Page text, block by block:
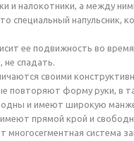
и налокотники, а между
напульсник,
ее подвижность во
спадать.
своими
форму руки, в
и имеют широкую
прямой крой и
многосегментная система